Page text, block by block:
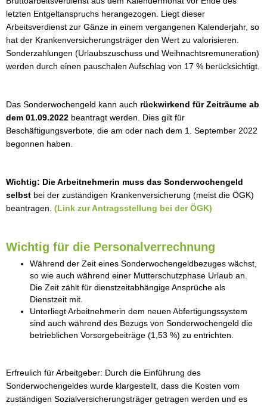
letzten Entgeltanspruchs herangezogen. Liegt dieser
Arbeitsverdienst zur Gänze in einem vergangenen Kalenderjahr, so
hat der Krankenversicherungsträger den Wert zu valorisieren.
Sonderzahlungen (Urlaubszuschuss und Weihnachtsremuneration)
werden durch einen pauschalen Aufschlag von 17 % berücksichtigt.
Das Sonderwochengeld kann auch rückwirkend für Zeiträume ab
dem 01.09.2022 beantragt werden. Dies gilt für
Beschäftigungsverbote, die am oder nach dem 1. September 2022
begonnen haben.
Wichtig: Die Arbeitnehmerin muss das Sonderwochengeld
selbst bei der zuständigen Krankenversicherung (meist die ÖGK)
beantragen. (Link zur Antragsstellung bei der ÖGK)
Wichtig für die Personalverrechnung
Während der Zeit eines Sonderwochengeldbezuges wächst,
so wie auch während einer Mutterschutzphase Urlaub an.
Die Zeit zählt für dienstzeitabhängige Ansprüche als
Dienstzeit mit.
Unterliegt Arbeitnehmerin dem neuen Abfertigungssystem
sind auch während des Bezugs von Sonderwochengeld die
betrieblichen Vorsorgebeiträge (1,53 %) zu entrichten.
Erfreulich für Arbeitgeber: Durch die Einführung des
Sonderwochengeldes wurde klargestellt, dass die Kosten vom
zuständigen Sozialversicherungsträger getragen werden und es